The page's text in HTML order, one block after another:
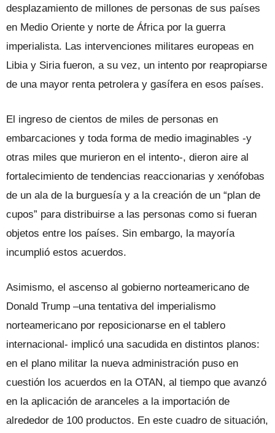
desplazamiento de millones de personas de sus países
en Medio Oriente y norte de África por la guerra
imperialista. Las intervenciones militares europeas en
Libia y Siria fueron, a su vez, un intento por reapropiarse
de una mayor renta petrolera y gasífera en esos países.
El ingreso de cientos de miles de personas en
embarcaciones y toda forma de medio imaginables -y
otras miles que murieron en el intento-, dieron aire al
fortalecimiento de tendencias reaccionarias y xenófobas
de un ala de la burguesía y a la creación de un “plan de
cupos” para distribuirse a las personas como si fueran
objetos entre los países. Sin embargo, la mayoría
incumplió estos acuerdos.
Asimismo, el ascenso al gobierno norteamericano de
Donald Trump –una tentativa del imperialismo
norteamericano por reposicionarse en el tablero
internacional- implicó una sacudida en distintos planos:
en el plano militar la nueva administración puso en
cuestión los acuerdos en la OTAN, al tiempo que avanzó
en la aplicación de aranceles a la importación de
alrededor de 100 productos. En este cuadro de situación,